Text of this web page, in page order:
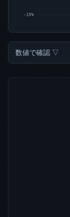
-15%
数値で確認 ▽